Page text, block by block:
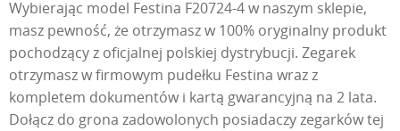
Wybierając model Festina F20724-4 w naszym sklepie,
masz pewność, że otrzymasz w 100% oryginalny produkt
pochodzący z oficjalnej polskiej dystrybucji. Zegarek
otrzymasz w firmowym pudełku Festina wraz z
kompletem dokumentów i kartą gwarancyjną na 2 lata.
Dołącz do grona zadowolonych posiadaczy zegarków tej